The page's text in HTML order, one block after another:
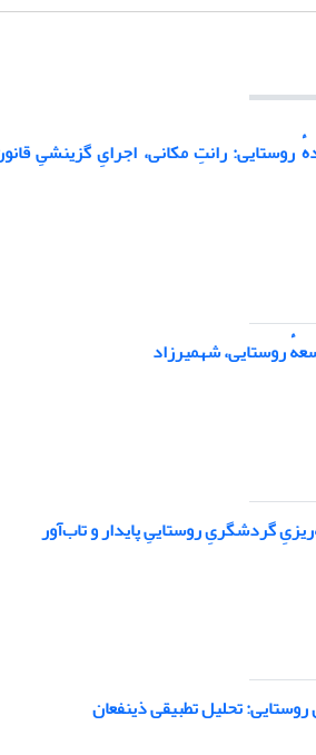
رانتِ مکانی، اجرایِ گزینشیِ
روستایی، شهمیرزاد
گردشگریِ روستاییِ پایدار و تاب‌آور
تحلیل تطبیقی ​​ذینفعان